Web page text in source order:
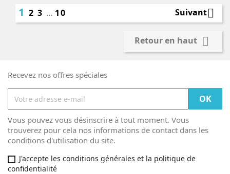
1 2 3 … 10 Suivant
Retour en haut 
Recevez nos offres spéciales
Vous pouvez vous désinscrire à tout moment. Vous
trouverez pour cela nos informations de contact dans les
conditions d'utilisation du site.
J'accepte les conditions générales et la politique de
confidentialité